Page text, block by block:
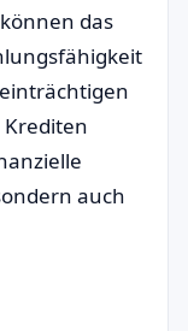
das
auch